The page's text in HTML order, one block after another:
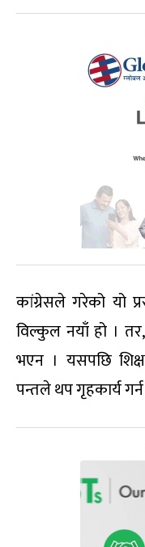
कांग्रेसले गरेको यो
विल्कुल नयाँ हो ।
भएन । यसपछि
पन्तले थप गृहकार्य